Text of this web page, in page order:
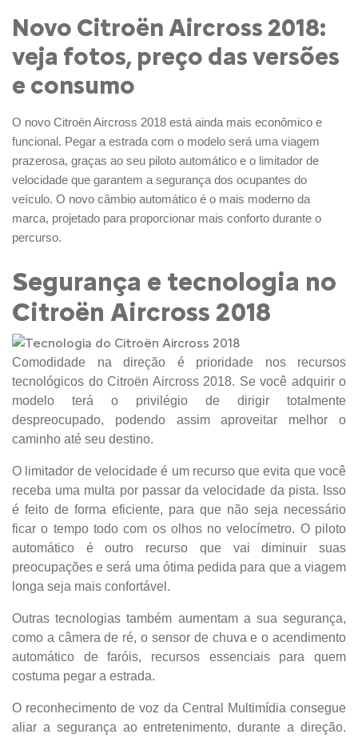
Novo Citroën Aircross 2018:
veja fotos, preço das versões
e consumo
O novo Citroën Aircross 2018 está ainda mais econômico e
funcional. Pegar a estrada com o modelo será uma viagem
prazerosa, graças ao seu piloto automático e o limitador de
velocidade que garantem a segurança dos ocupantes do
veículo. O novo câmbio automático é o mais moderno da
marca, projetado para proporcionar mais conforto durante o
percurso.
Segurança e tecnologia no
Citroën Aircross 2018
Comodidade na direção é prioridade nos recursos
tecnológicos do Citroën Aircross 2018. Se você adquirir o
modelo terá o privilégio de dirigir totalmente
despreocupado, podendo assim aproveitar melhor o
caminho até seu destino.
O limitador de velocidade é um recurso que evita que você
receba uma multa por passar da velocidade da pista. Isso
é feito de forma eficiente, para que não seja necessário
ficar o tempo todo com os olhos no velocímetro. O piloto
automático é outro recurso que vai diminuir suas
preocupações e será uma ótima pedida para que a viagem
longa seja mais confortável.
Outras tecnologias também aumentam a sua segurança,
como a câmera de ré, o sensor de chuva e o acendimento
automático de faróis, recursos essenciais para quem
costuma pegar a estrada.
O reconhecimento de voz da Central Multimídia consegue
aliar a segurança ao entretenimento, durante a direção.